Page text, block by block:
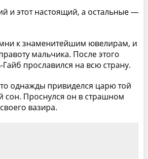
и этот настоящий, а остальные —
к знаменитейшим ювелирам, и
мальчика. После этого
прославился на всю страну.
однажды привиделся царю той
сон. Проснулся он в страшном
вазира.